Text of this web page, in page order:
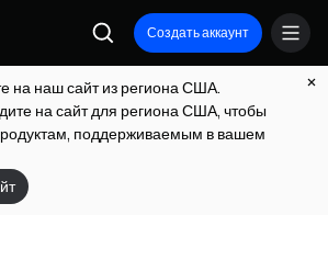
Создать аккаунт
на наш сайт из региона США.
на сайт для региона США, чтобы
поддерживаемым в вашем